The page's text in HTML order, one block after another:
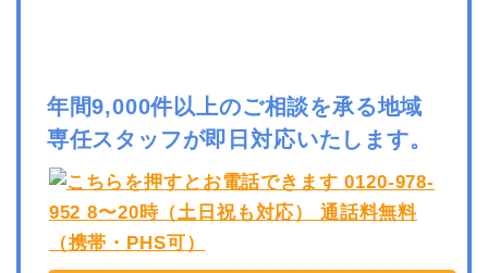
年間9,000件以上のご相談を承る地域
専任スタッフが即日対応いたします。